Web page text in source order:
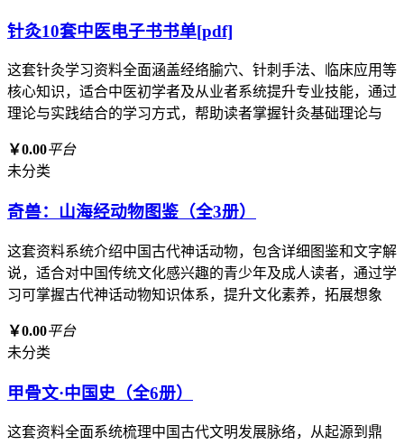
针灸10套中医电子书书单[pdf]
这套针灸学习资料全面涵盖经络腧穴、针刺手法、临床应用等
核心知识，适合中医初学者及从业者系统提升专业技能，通过
理论与实践结合的学习方式，帮助读者掌握针灸基础理论与
￥0.00平台
未分类
奇兽：山海经动物图鉴（全3册）
这套资料系统介绍中国古代神话动物，包含详细图鉴和文字解
说，适合对中国传统文化感兴趣的青少年及成人读者，通过学
习可掌握古代神话动物知识体系，提升文化素养，拓展想象
￥0.00平台
未分类
甲骨文·中国史（全6册）
这套资料全面系统梳理中国古代文明发展脉络，从起源到鼎